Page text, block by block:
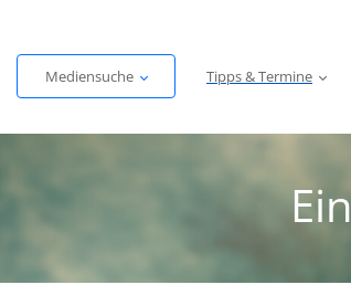
Mediensuche Tipps & Termine